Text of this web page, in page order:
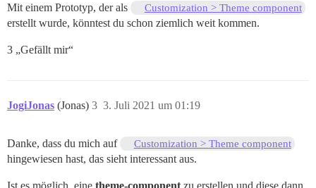
Mit einem Prototyp, der als Customization > Theme component
erstellt wurde, könntest du schon ziemlich weit kommen.
3 „Gefällt mir“
JogiJonas (Jonas) 3. Juli 2021 um 01:19
3
Danke, dass du mich auf Customization > Theme component
hingewiesen hast, das sieht interessant aus.
Ist es möglich, eine theme-component zu erstellen und diese dann